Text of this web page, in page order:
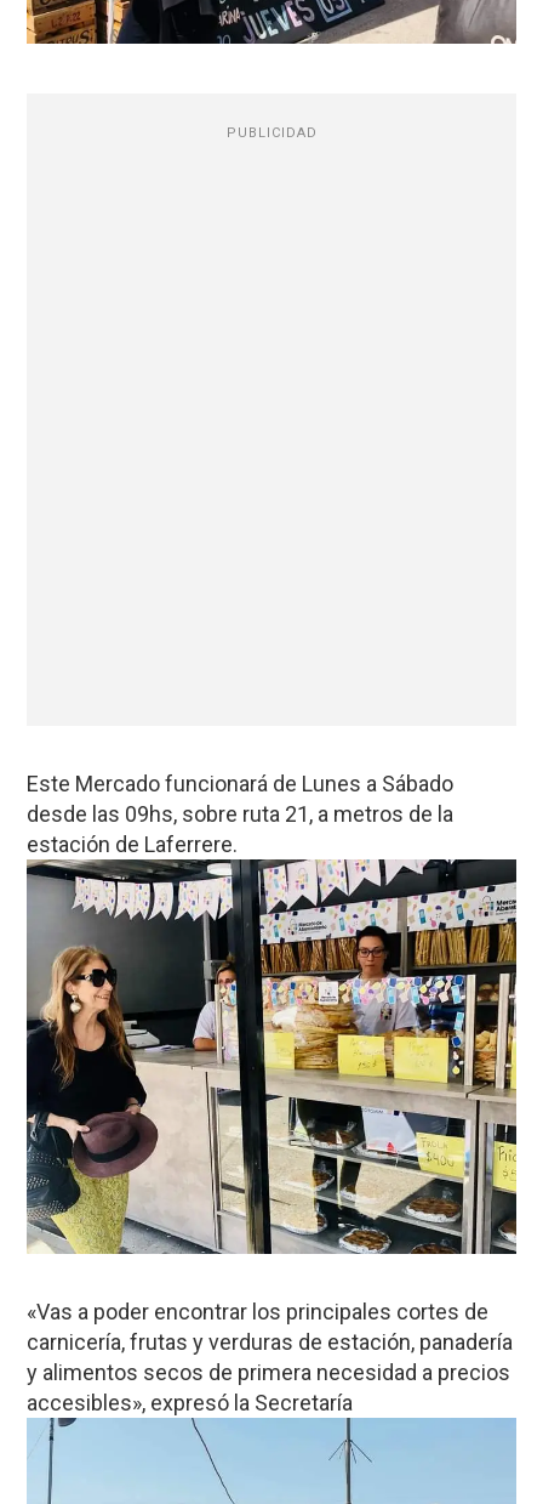
PUBLICIDAD
Este Mercado funcionará de Lunes a Sábado
desde las 09hs, sobre ruta 21, a metros de la
estación de Laferrere.
«Vas a poder encontrar los principales cortes de
carnicería, frutas y verduras de estación, panadería
y alimentos secos de primera necesidad a precios
accesibles», expresó la Secretaría